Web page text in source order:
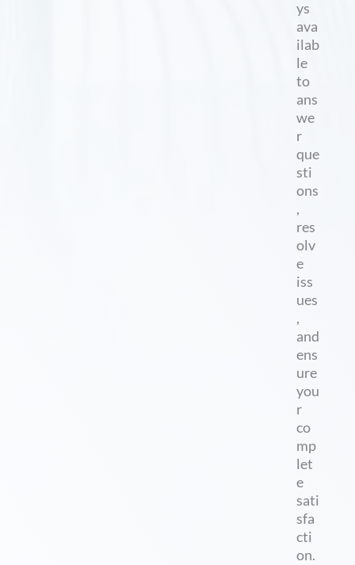
ys
ava
ilab
le
to
ans
we
r
que
sti
ons
,
res
olv
e
iss
ues
,
and
ens
ure
you
r
co
mp
let
e
sati
sfa
cti
on.